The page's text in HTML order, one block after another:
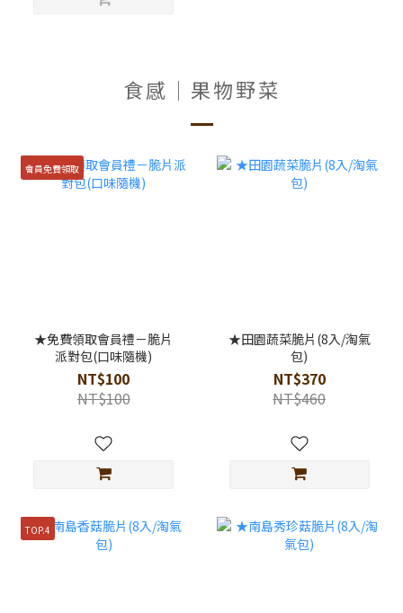
食感│果物野菜
會員免費領取
★免費領取會員禮－脆片
派對包(口味隨機)
NT$100
NT$100
★田園蔬菜脆片(8入/淘氣
包)
NT$370
NT$460
TOP.4